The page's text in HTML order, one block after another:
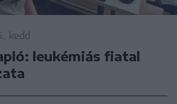
kedd
leukémiás fiatal